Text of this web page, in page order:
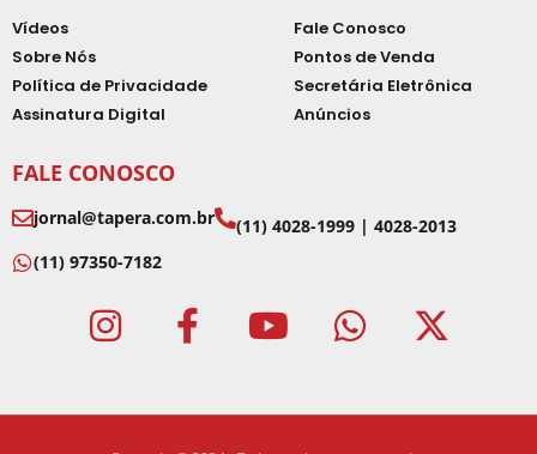
Vídeos
Sobre Nós
Política de Privacidade
Assinatura Digital
Fale Conosco
Pontos de Venda
Secretária Eletrônica
Anúncios
FALE CONOSCO
jornal@tapera.com.br
(11) 4028-1999 | 4028-2013
(11) 97350-7182